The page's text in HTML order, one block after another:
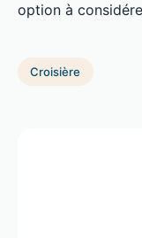
option à
Croisière